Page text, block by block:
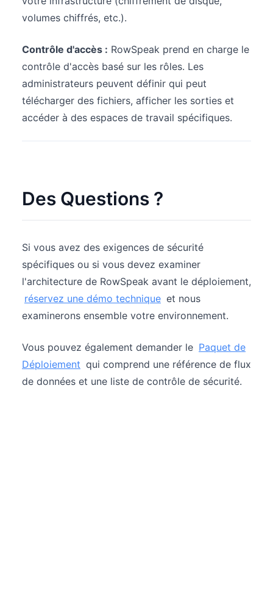
volumes chiffrés, etc.).
Contrôle d'accès : RowSpeak prend en charge le
contrôle d'accès basé sur les rôles. Les
administrateurs peuvent définir qui peut
télécharger des fichiers, afficher les sorties et
accéder à des espaces de travail spécifiques.
Des Questions ?
Si vous avez des exigences de sécurité
spécifiques ou si vous devez examiner
l'architecture de RowSpeak avant le déploiement,
réservez une démo technique et nous
examinerons ensemble votre environnement.
Vous pouvez également demander le Paquet de
Déploiement qui comprend une référence de flux
de données et une liste de contrôle de sécurité.